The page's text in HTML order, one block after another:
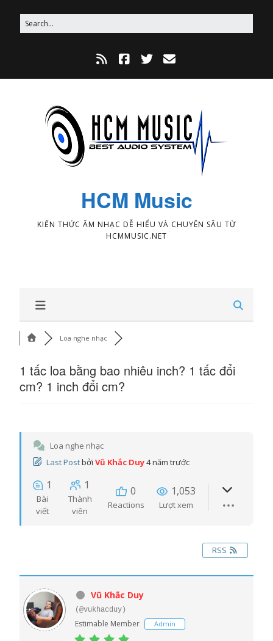
HCM Music
KIẾN THỨC ÂM NHẠC DỄ HIỂU VÀ CHUYÊN SÂU TỪ
HCMMUSIC.NET
Loa nghe nhạc
1 tấc loa bằng bao nhiêu inch? 1 tấc đổi
cm? 1 inch đổi cm?
Loa nghe nhạc
Last Postbởi Vũ Khắc Duy4 năm trước
1
Bài
viết
1
Thành
viên
0
Reactions
1,053
Lượt xem
RSS
Vũ Khắc Duy
(@vukhacduy)
Estimable Member Admin